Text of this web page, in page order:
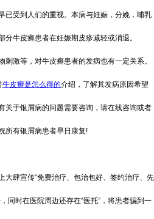
已受到人们的重视。本病与妊娠，分娩，哺乳
牛皮癣患者在妊娠期皮疹减轻或消退。
激等，对牛皮癣患者的发病也有一定关系。
牛皮癣是怎么得的介绍，了解其发病原因希望
关于银屑病的问题需要咨询，请在线咨询或者
所有银屑病患者早日康复!
大肆宣传“免费治疗、包治包好、签约治疗、先
同时在医院周边还存在“医托”，将患者骗到一